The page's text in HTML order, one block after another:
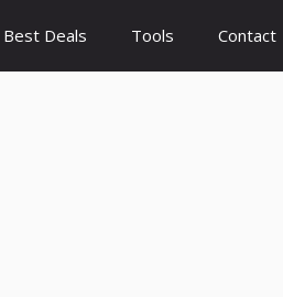
Best Deals Tools Contact